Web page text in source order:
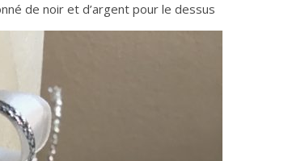
de noir et d’argent pour le dessus